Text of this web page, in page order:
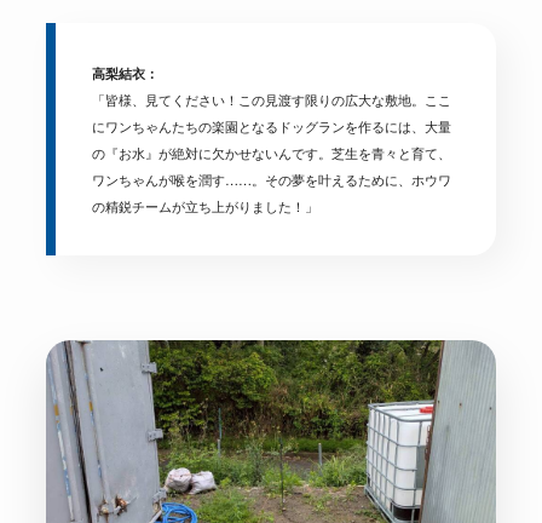
高梨結衣：
「皆様、見てください！この見渡す限りの広大な敷地。ここ
にワンちゃんたちの楽園となるドッグランを作るには、大量
の『お水』が絶対に欠かせないんです。芝生を青々と育て、
ワンちゃんが喉を潤す……。その夢を叶えるために、ホウワ
の精鋭チームが立ち上がりました！」